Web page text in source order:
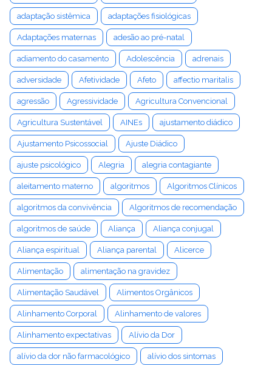
adaptação sistêmica adaptações fisiológicas
Adaptações maternas adesão ao pré-natal
adiamento do casamento Adolescência adrenais
adversidade Afetividade Afeto affectio maritalis
agressão Agressividade Agricultura Convencional
Agricultura Sustentável AINEs ajustamento diádico
Ajustamento Psicossocial Ajuste Diádico
ajuste psicológico Alegria alegria contagiante
aleitamento materno algoritmos Algoritmos Clínicos
algoritmos da convivência Algoritmos de recomendação
algoritmos de saúde Aliança Aliança conjugal
Aliança espiritual Aliança parental Alicerce
Alimentação alimentação na gravidez
Alimentação Saudável Alimentos Orgânicos
Alinhamento Corporal Alinhamento de valores
Alinhamento expectativas Alívio da Dor
alívio da dor não farmacológico alívio dos sintomas